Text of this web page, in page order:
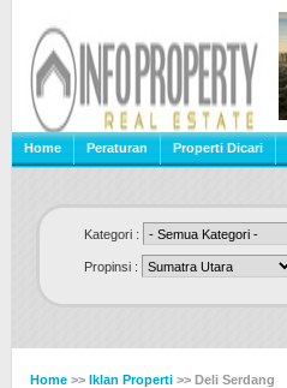
Home Peraturan Properti Dicari
Kategori :
Propinsi :
Home >> Iklan Properti >> Deli Serdang